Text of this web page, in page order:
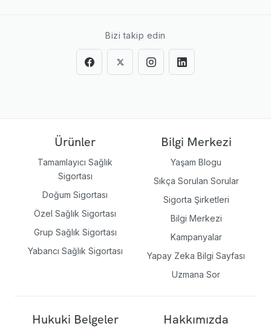
Bizi takip edin
Ürünler
Tamamlayıcı Sağlık
Sigortası
Doğum Sigortası
Özel Sağlık Sigortası
Grup Sağlık Sigortası
Yabancı Sağlık Sigortası
Bilgi Merkezi
Yaşam Blogu
Sıkça Sorulan Sorular
Sigorta Şirketleri
Bilgi Merkezi
Kampanyalar
Yapay Zeka Bilgi Sayfası
Uzmana Sor
Hukuki Belgeler Hakkımızda